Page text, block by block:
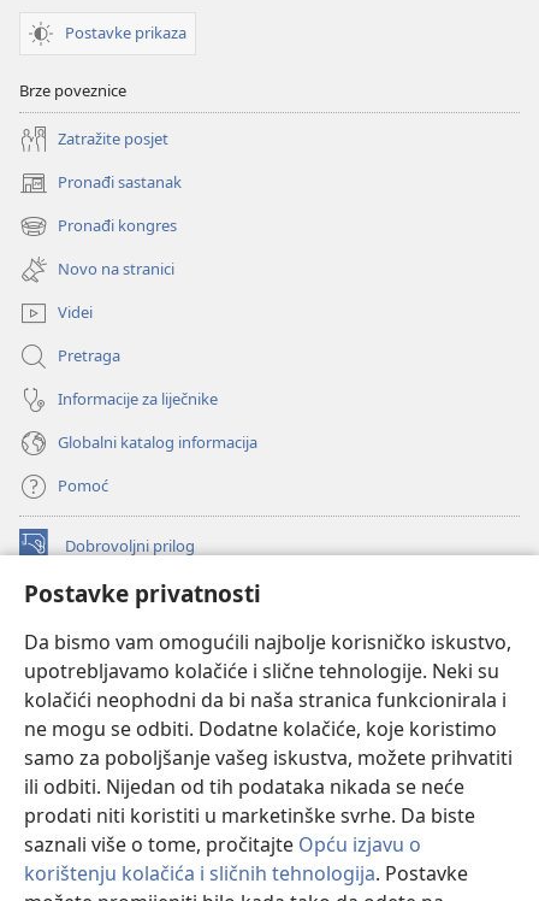
Postavke privatnosti
Da bismo vam omogućili najbolje korisničko iskustvo,
upotrebljavamo kolačiće i slične tehnologije. Neki su
kolačići neophodni da bi naša stranica funkcionirala i
ne mogu se odbiti. Dodatne kolačiće, koje koristimo
samo za poboljšanje vašeg iskustva, možete prihvatiti
ili odbiti. Nijedan od tih podataka nikada se neće
prodati niti koristiti u marketinške svrhe. Da biste
saznali više o tome, pročitajte Opću izjavu o
korištenju kolačića i sličnih tehnologija. Postavke
Postavke prikaza
Brze poveznice
Zatražite posjet
Pronađi sastanak
(otvara
se
novi
prozor)
Pronađi kongres
(otvara
se
novi
prozor)
Novo na stranici
Videi
Pretraga
Informacije za liječnike
Globalni katalog informacija
Pomoć
Dobrovoljni prilog
(otvara
novi
INTERNETSKA BIBLIOTEKA Watchtower
se
novi
prozor)
JW Hub
(otvara
se
novi
JW Library
Watchtower Library